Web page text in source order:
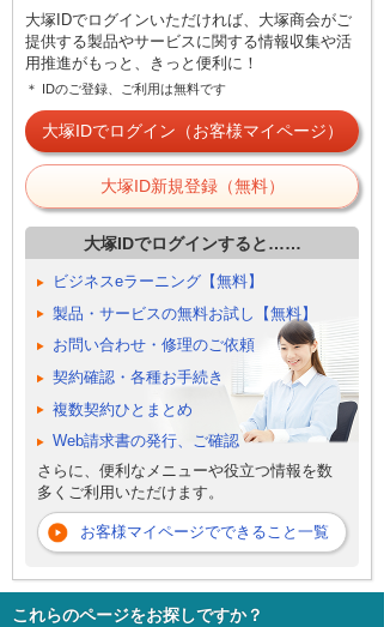
大塚IDでログインいただければ、大塚商会がご
提供する製品やサービスに関する情報収集や活
用推進がもっと、きっと便利に！
＊ IDのご登録、ご利用は無料です
大塚IDでログイン（お客様マイページ）
大塚ID新規登録（無料）
大塚IDでログインすると……
ビジネスeラーニング【無料】
製品・サービスの無料お試し【無料】
お問い合わせ・修理のご依頼
契約確認・各種お手続き
複数契約ひとまとめ
Web請求書の発行、ご確認
さらに、便利なメニューや役立つ情報を数
多くご利用いただけます。
お客様マイページでできること一覧
これらのページをお探しですか？